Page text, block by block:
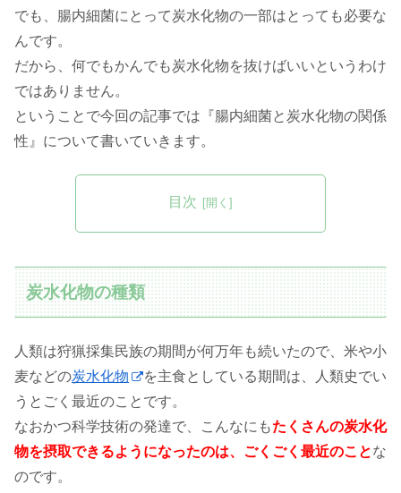
でも、腸内細菌にとって炭水化物の一部はとっても必要な
んです。
だから、何でもかんでも炭水化物を抜けばいいというわけ
ではありません。
ということで今回の記事では『腸内細菌と炭水化物の関係
性』について書いていきます。
目次
炭水化物の種類
人類は狩猟採集民族の期間が何万年も続いたので、米や小
麦などの炭水化物
を主食としている期間は、人類史でい
うとごく最近のことです。
なおかつ科学技術の発達で、こんなにもたくさんの炭水化
物を摂取できるようになったのは、ごくごく最近のことな
のです。